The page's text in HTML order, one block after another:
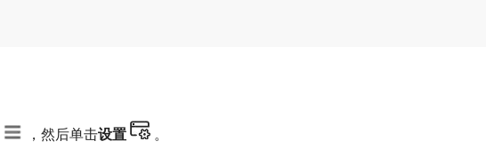
，然后单击​设置 。